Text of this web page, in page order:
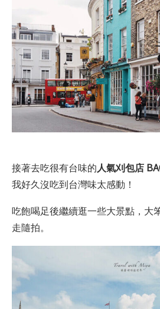
接著去吃很有台味的人氣刈包店
我好久沒吃到台灣味太感動！
吃飽喝足後繼續逛一些大景點，大
走隨拍。